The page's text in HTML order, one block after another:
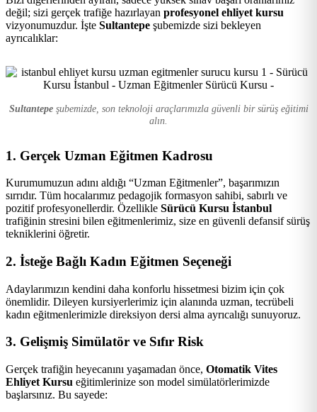
değil; sizi gerçek trafiğe hazırlayan profesyonel ehliyet kursu
vizyonumuzdur. İşte Sultantepe şubemizde sizi bekleyen
ayrıcalıklar:
Sultantepeşubemizde, son teknoloji araçlarımızla güvenli bir sürüş eğitimi
alın.
1. Gerçek Uzman Eğitmen Kadrosu
Kurumumuzun adını aldığı “Uzman Eğitmenler”, başarımızın
sırrıdır. Tüm hocalarımız pedagojik formasyon sahibi, sabırlı ve
pozitif profesyonellerdir. Özellikle Sürücü Kursu İstanbul
trafiğinin stresini bilen eğitmenlerimiz, size en güvenli defansif sürüş
tekniklerini öğretir.
2. İsteğe Bağlı Kadın Eğitmen Seçeneği
Adaylarımızın kendini daha konforlu hissetmesi bizim için çok
önemlidir. Dileyen kursiyerlerimiz için alanında uzman, tecrübeli
kadın eğitmenlerimizle direksiyon dersi alma ayrıcalığı sunuyoruz.
3. Gelişmiş Simülatör ve Sıfır Risk
Gerçek trafiğin heyecanını yaşamadan önce, Otomatik Vites
Ehliyet Kursu eğitimlerinize son model simülatörlerimizde
başlarsınız. Bu sayede: